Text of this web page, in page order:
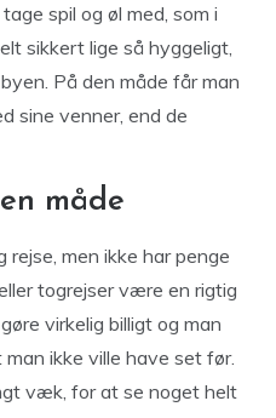
spil og øl med, som i
sikkert lige så hyggeligt,
På den måde får man
sine venner, end de
måde
rejse, men ikke har penge
togrejser være en rigtig
virkelig billigt og man
ikke ville have set før.
væk, for at se noget helt